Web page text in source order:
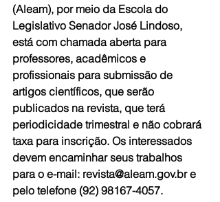
(Aleam), por meio da Escola do
Legislativo Senador José Lindoso,
está com chamada aberta para
professores, acadêmicos e
profissionais para submissão de
artigos científicos, que serão
publicados na revista, que terá
periodicidade trimestral e não cobrará
taxa para inscrição. Os interessados
devem encaminhar seus trabalhos
para o e-mail: revista@aleam.gov.br e
pelo telefone (92) 98167-4057.